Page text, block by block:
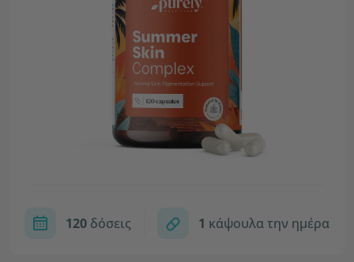
120 δόσεις 1 κάψουλα την ημέρα